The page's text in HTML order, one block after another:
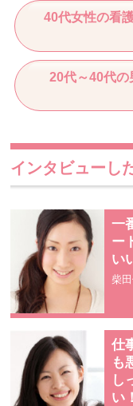
40代女性の看
20代～40代の
インタビューし
一
ー
い
柴
仕
も
し
い！